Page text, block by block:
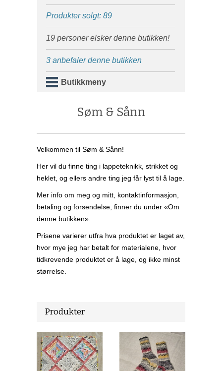
Produkter solgt: 89
19 personer elsker denne butikken!
3 anbefaler denne butikken
Butikkmeny
Søm & Sånn
Velkommen til Søm & Sånn!
Her vil du finne ting i lappeteknikk, strikket og
heklet, og ellers andre ting jeg får lyst til å lage.
Mer info om meg og mitt, kontaktinformasjon,
betaling og forsendelse, finner du under «Om
denne butikken».
Prisene varierer utfra hva produktet er laget av,
hvor mye jeg har betalt for materialene, hvor
tidkrevende produktet er å lage, og ikke minst
størrelse.
Produkter